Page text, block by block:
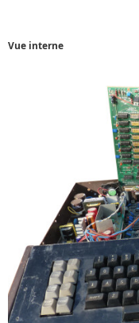
Vue interne